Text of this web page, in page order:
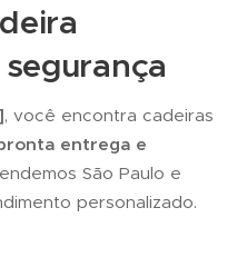
, você encontra cadeiras
entrega e
São Paulo e
personalizado.